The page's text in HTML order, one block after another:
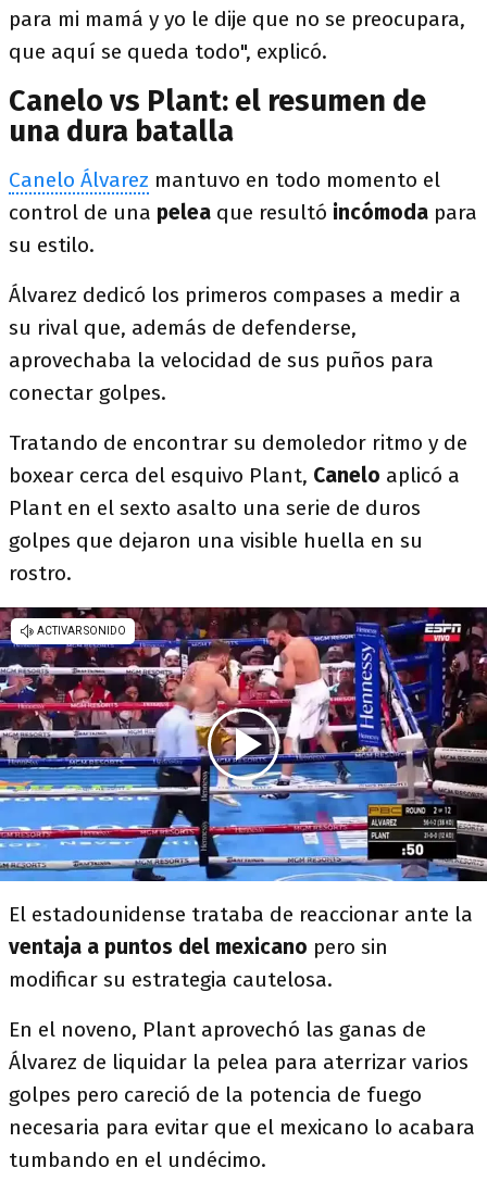
para mi mamá y yo le dije que no se preocupara,
que aquí se queda todo", explicó.
Canelo vs Plant: el resumen de
una dura batalla
Canelo Álvarez mantuvo en todo momento el
control de una pelea que resultó incómoda para
su estilo.
Álvarez dedicó los primeros compases a medir a
su rival que, además de defenderse,
aprovechaba la velocidad de sus puños para
conectar golpes.
Tratando de encontrar su demoledor ritmo y de
boxear cerca del esquivo Plant, Canelo aplicó a
Plant en el sexto asalto una serie de duros
golpes que dejaron una visible huella en su
rostro.
El estadounidense trataba de reaccionar ante la
ventaja a puntos del mexicano pero sin
modificar su estrategia cautelosa.
En el noveno, Plant aprovechó las ganas de
Álvarez de liquidar la pelea para aterrizar varios
golpes pero careció de la potencia de fuego
necesaria para evitar que el mexicano lo acabara
tumbando en el undécimo.